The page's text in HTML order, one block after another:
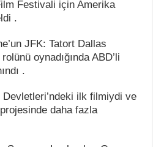
Festivali için Amerika
.
JFK: Tatort Dallas
oynadığında ABD’li
.
ilk filmiydi ve
daha fazla